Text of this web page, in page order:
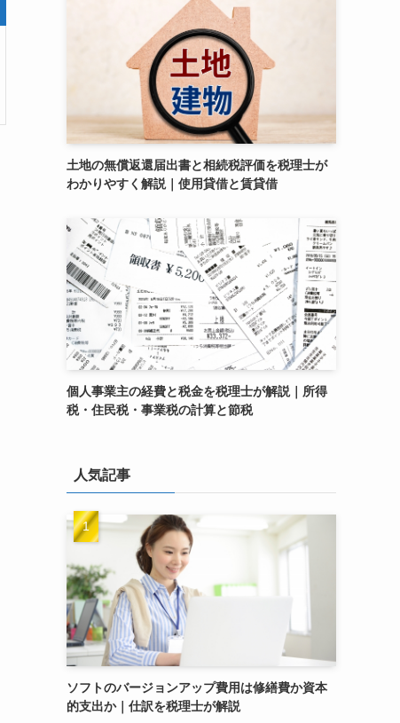
土地の無償返還届出書と相続税評価を税理士が
わかりやすく解説｜使用貸借と賃貸借
個人事業主の経費と税金を税理士が解説｜所得
税・住民税・事業税の計算と節税
人気記事
ソフトのバージョンアップ費用は修繕費か資本
的支出か｜仕訳を税理士が解説